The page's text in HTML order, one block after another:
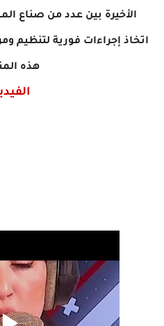
الأخيرة بين عدد من صناع
اتخاذ إجراءات فورية لتنظيم
هذه